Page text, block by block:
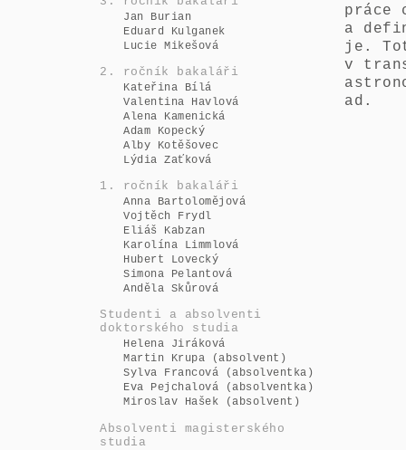
Jan Burian
Eduard Kulganek
Lucie Mikešová
2. ročník bakaláři
Kateřina Bílá
Valentina Havlová
Alena Kamenická
Adam Kopecký
Alby Kotěšovec
Lýdia Zaťková
1. ročník bakaláři
Anna Bartolomějová
Vojtěch Frydl
Eliáš Kabzan
Karolína Limmlová
Hubert Lovecký
Simona Pelantová
Anděla Skůrová
Studenti a absolventi
doktorského studia
Helena Jiráková
Martin Krupa (absolvent)
Sylva Francová (absolventka)
Eva Pejchalová (absolventka)
Miroslav Hašek (absolvent)
Absolventi magisterského
studia
práce
a
je.
v
ad.